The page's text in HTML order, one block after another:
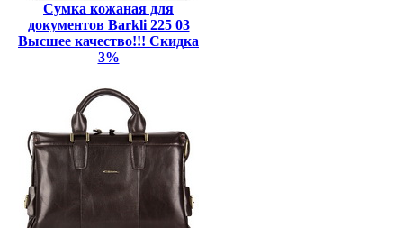
Сумка кожаная для
документов Barkli 225 03
Высшее качество!!! Скидка
3%